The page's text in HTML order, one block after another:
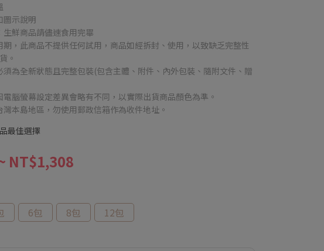
圖示說明
鮮商品請儘速食用完畢
，此商品不提供任何試用，商品如經拆封、使用，以致缺乏完整性
。
為全新狀態且完整包裝(包含主體、附件、內外包裝、隨附文件、贈
腦螢幕設定差異會略有不同，以實際出貨商品顏色為準。
本島地區，勿使用郵政信箱作為收件地址。
最佳選擇
NT$1,308
6包 8包 12包